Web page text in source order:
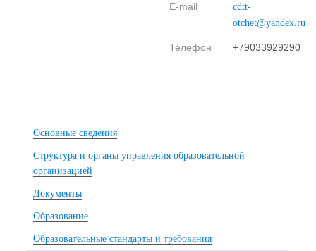
E-mail
cdtt-
otchet@yandex.ru
Телефон +79033929290
Основные сведения
Структура и органы управления образовательной
организацией
Документы
Образование
Образовательные стандарты и требования